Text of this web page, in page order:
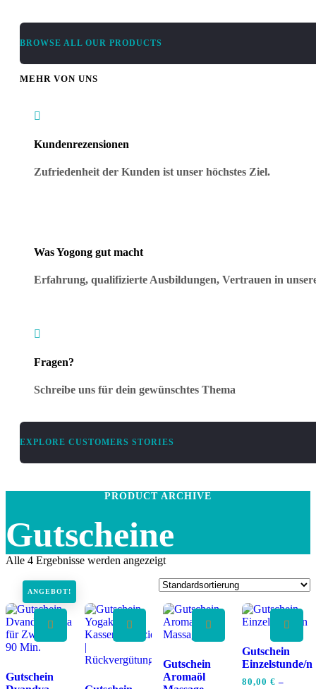
BROWSE ALL OUR PRODUCTS
MEHR VON UNS

Kundenrezensionen
Zufriedenheit der Kunden ist unser höchstes Ziel.
Was Yogong gut macht
Erfahrung, qualifizierte Ausbildungen, Vertrauen in

Fragen?
Schreibe uns für dein gewünschtes Thema
EXPLORE CUSTOMERS STORIES
PRODUCT ARCHIVE
Gutscheine
Alle 4 Ergebnisse werden angezeigt
ANGEBOT!
Gutschein
Gutschein
Aromaöl
Gutschein
Einzelstunde/n
80,00 € –